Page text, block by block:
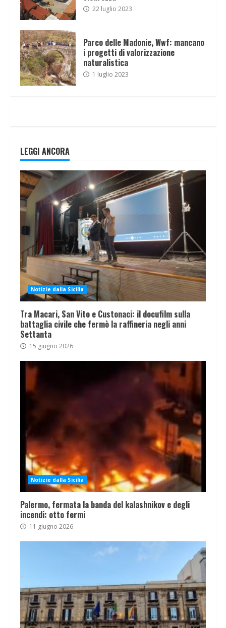
22 luglio 2023
Parco delle Madonie, Wwf: mancano
i progetti di valorizzazione
naturalistica
1 luglio 2023
LEGGI ANCORA
Notizie dalla Sicilia
Tra Macari, San Vito e Custonaci: il docufilm sulla
battaglia civile che fermò la raffineria negli anni
Settanta
15 giugno 2026
Notizie dalla Sicilia
Palermo, fermata la banda del kalashnikov e degli
incendi: otto fermi
11 giugno 2026